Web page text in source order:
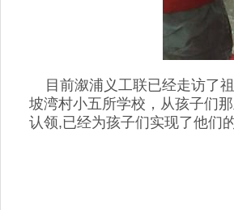
目前溆浦义工联已经走访了
坡湾村小五所学校，从孩子们
认领,已经为孩子们实现了他们